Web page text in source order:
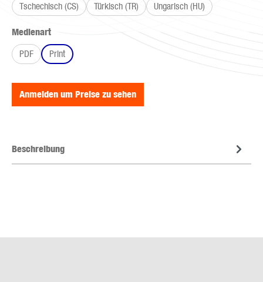
Tschechisch (CS)
Türkisch (TR) Ungarisch (HU)
Medienartauswählen
PDF
Print
Anmelden um Preise zu sehen
Beschreibung